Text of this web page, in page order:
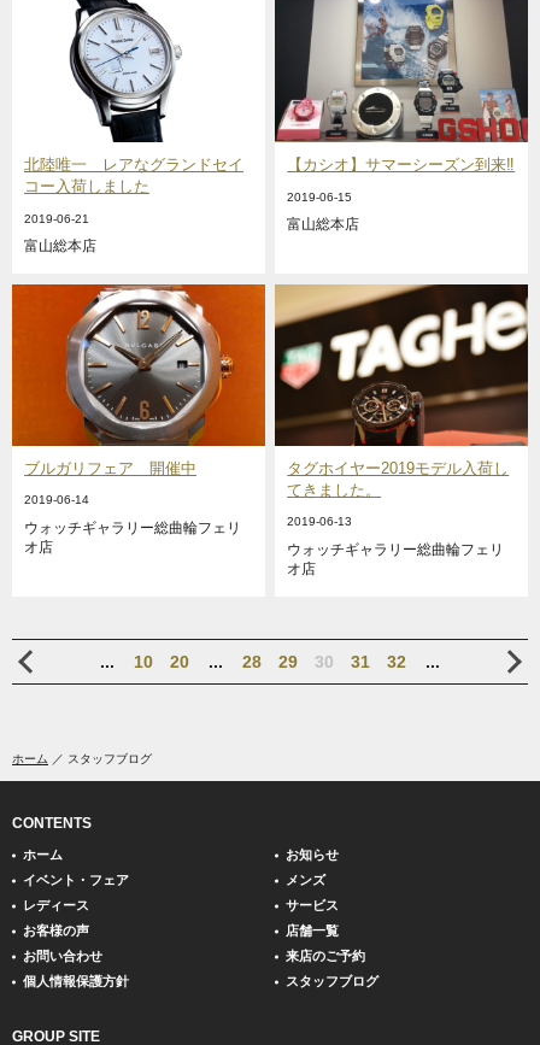
北陸唯一 レアなグランドセイ
コー入荷しました
2019-06-21
富山総本店
【カシオ】サマーシーズン到来‼️
2019-06-15
富山総本店
ブルガリフェア 開催中
2019-06-14
ウォッチギャラリー総曲輪フェリ
オ店
タグホイヤー2019モデル入荷し
てきました。
2019-06-13
ウォッチギャラリー総曲輪フェリ
オ店
... 10 20 ... 28 29 30 31 32 ...
ホーム スタッフブログ
CONTENTS
ホーム
お知らせ
イベント・フェア
メンズ
レディース
サービス
お客様の声
店舗一覧
お問い合わせ
来店のご予約
個人情報保護方針
スタッフブログ
GROUP SITE